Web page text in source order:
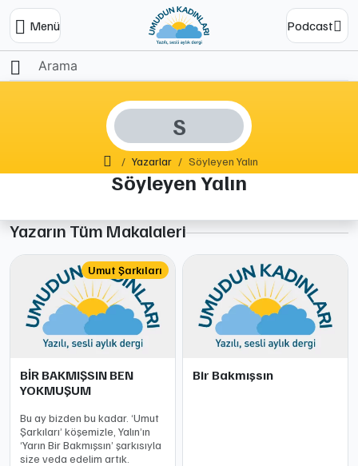
Menü Podcast
S
Ana SayfaYazarlar Söyleyen Yalın
Söyleyen Yalın
Yazarın Tüm Makalaleri
Umut Şarkıları
BİR BAKMIŞSIN BEN
YOKMUŞUM
Bu ay bizden bu kadar. ‘Umut
Şarkıları’ köşemizle, Yalın’ın
‘Yarın Bir Bakmışsın’ şarkısıyla
size veda edelim artık.
Bir Bakmışsın